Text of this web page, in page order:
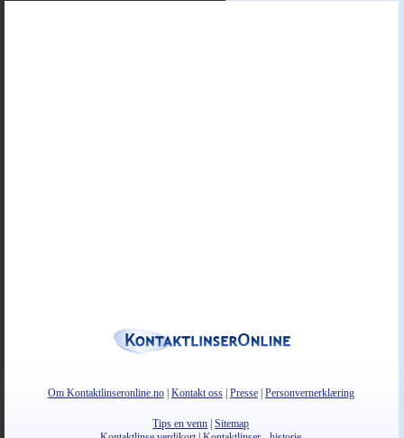
Om Kontaktlinseronline.no| Kontakt oss| Presse| Personvernerklæring
Tips en venn |Sitemap